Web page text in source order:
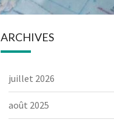
ARCHIVES
juillet 2026
août 2025